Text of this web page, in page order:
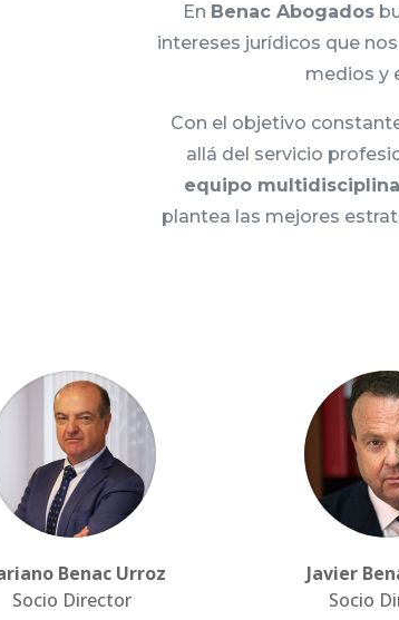
En Benac Abogados
intereses jurídicos que
medios y
Con el objetivo
allá del servicio
equipo
plantea las mejores
Benac Urroz
Socio Director
Javier
Socio